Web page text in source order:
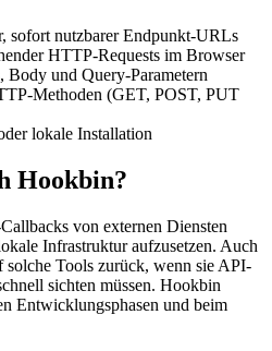
sofort nutzbarer Endpunkt-URLs
HTTP-Requests im Browser
Body und Query-Parametern
Methoden (GET, POST, PUT
lokale Installation
Hookbin?
von externen Diensten
Infrastruktur aufzusetzen. Auch
Tools zurück, wenn sie API-
sichten müssen. Hookbin
Entwicklungsphasen und beim